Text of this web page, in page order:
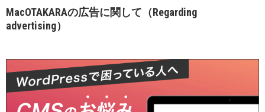
MacOTAKARAの広告に関して（Regarding
advertising）